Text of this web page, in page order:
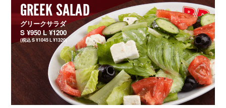
GREEK SALAD
グリークサラダ
S ¥950 L ¥1200
(税込 S ¥1045 L ¥1320)